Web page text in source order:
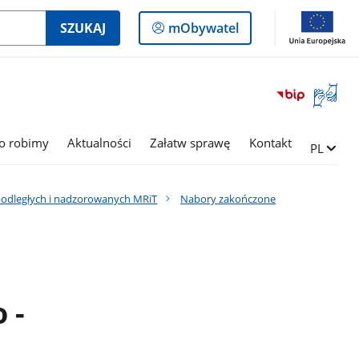
SZUKAJ
Logowanie
do
mObywatel
Otwórz
okno
języka
robimy Aktualności Załatw sprawę Kontakt Zmień
PL
i nadzorowanych MRiT
Nabory zakończone
-